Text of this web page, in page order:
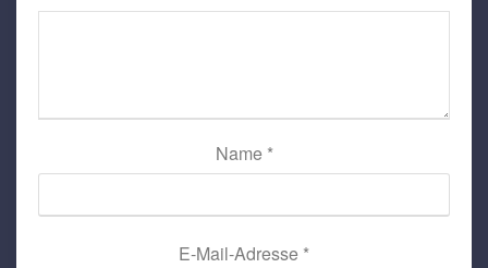
Name *
E-Mail-Adresse *